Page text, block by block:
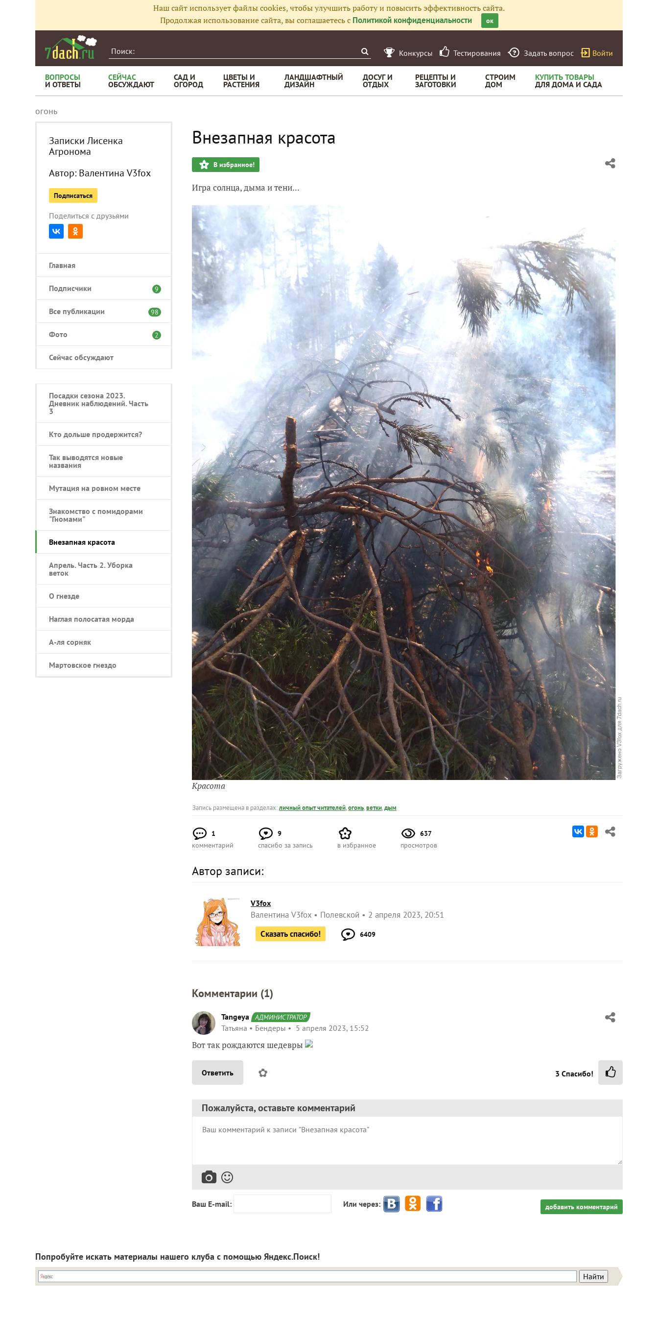
Наш сайт использует файлы cookies, чтобы улучшить работу и повысить эффективность сайта.
Продолжая использование сайта, вы соглашаетесь с Политикой конфиденциальности ок
Конкурсы Тестирования Задать вопрос Войти
ВОПРОСЫ
И ОТВЕТЫ
СЕЙЧАС
ОБСУЖДАЮТ
САД И
ОГОРОД
ЦВЕТЫ И
РАСТЕНИЯ
ЛАНДШАФТНЫЙ
ДИЗАЙН
ДОСУГ И
ОТДЫХ
РЕЦЕПТЫ И
ЗАГОТОВКИ
СТРОИМ
ДОМ
КУПИТЬ ТОВАРЫ
ДЛЯ ДОМА И САДА
огонь
Записки Лисенка
Агронома
Автор: Валентина V3fox
Подписаться
Поделиться с друзьями
Главная
Подписчики 9
Все публикации 98
Фото 2
Сейчас обсуждают
Посадки сезона 2023.
Дневник наблюдений. Часть
3
Кто дольше продержится?
Так выводятся новые
названия
Мутация на ровном месте
Знакомство с помидорами
"Гномами"
Внезапная красота
Апрель. Часть 2. Уборка
веток
О гнезде
Наглая полосатая морда
А-ля сорняк
Мартовское гнездо
Внезапная красота
В избранное!
Игра солнца, дыма и тени...
Красота
Запись размещена в разделах:личный опыт читателей,огонь,ветки,дым
1
комментарий
9
спасибо за запись
в избранное
637
просмотров
Автор записи:
V3fox
Валентина V3fox Полевской
2 апреля 2023, 20:51
Сказать спасибо!
6409
Комментарии (1)
Tangeya АДМИНИСТРАТОР
Татьяна Бендеры 5 апреля 2023, 15:52
Вот так рождаются шедевры
Ответить ✿ 3 Спасибо!
Пожалуйста, оставьте комментарий
Ваш E-mail: Или через: добавить комментарий
Попробуйте искать материалы нашего клуба с помощью Яндекс.Поиск!